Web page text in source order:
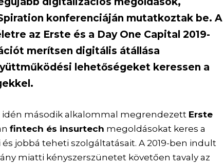
konferenciáján mutatkoztak be. A
az Erste és a Day One Capital 2019-
merítsen digitális átállása
lehetőségeket keressen a
idén második alkalommal megrendezett Erste
fintech és insurtech megoldásokat keres a
jobbá teheti szolgáltatásait. A 2019-ben indult
miatti kényszerszünetet követően tavaly az